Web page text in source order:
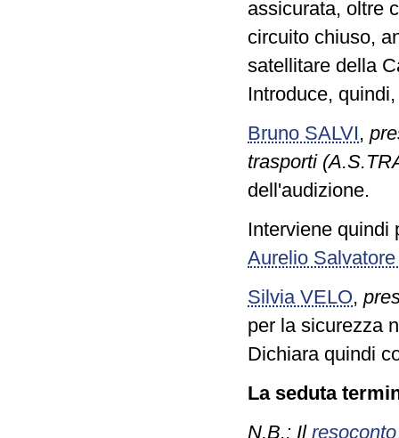
assicurata, oltre
circuito chiuso,
satellitare della
Introduce,
Bruno SALVI,
trasporti
dell'audizione.
Interviene quindi
Aurelio
Silvia VELO,
per la sicurezza
Dichiara quindi
La seduta
N.B.: Il